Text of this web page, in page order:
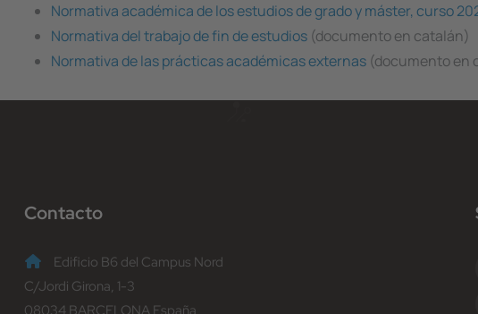
Normativa académica de los estudios de grado y máster, curso
Normativa del trabajo de fin de estudios (documento en catalán)
Normativa de las prácticas académicas externas (documento en
Contacto
Edificio B6 del Campus Nord
C/Jordi Girona, 1-3